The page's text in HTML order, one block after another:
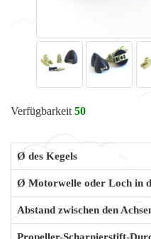
Verfügbarkeit 50
Ø des Kegels
Ø Motorwelle oder Loch in
Abstand zwischen den
Propeller-Scharnierstift-